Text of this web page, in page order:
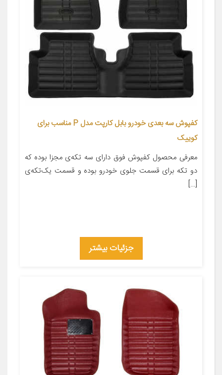
کفپوش سه بعدی خودرو بابل کارپت مدل P مناسب برای
کوییک
معرفی محصول کفپوش فوق دارای سه تکه‌ی مجزا بوده که
دو تکه برای قسمت جلوی خودرو بوده و قسمت یک‌تکه‌ی
[…]
جزئیات بیشتر